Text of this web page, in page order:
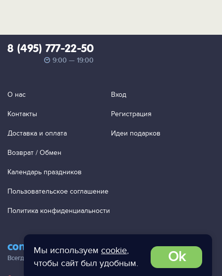
Мы используем cookie,
чтобы сайт был удобным.
Ok
contact@ac-studio.ru
Всегда отвечаем на ваши письма!
8 (495) 777-22-50
9:00 — 19:00
О нас
Контакты
Доставка и оплата
Возврат / Обмен
Календарь праздников
Пользовательское соглашение
Политика конфиденциальности
Вход
Регистрация
Идеи подарков